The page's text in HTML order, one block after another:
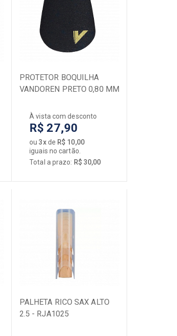
Capas / Cases
Flautas
Gaitas de Boca
Saxofones
Trombones
Trompetes
[+] Ver todos
PROTETOR BOQUILHA
VANDOREN PRETO 0,80 MM
À vista com desconto
R$ 27,90
ou3xde R$ 10,00
iguais no cartão.
Total a prazo: R$ 30,00
PALHETA RICO SAX ALTO
2.5 - RJA1025